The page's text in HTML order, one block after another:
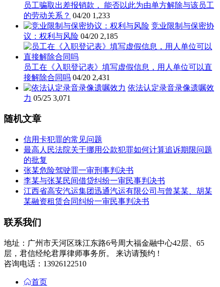
员工骗取出差报销款， 能否以此为由单方解除与该员工
的劳动关系？ 04/20 1,233
竞业限制与保密协
议：权利与风险 04/20 2,185
员工在《入职登记表》填写虚假信息，用人单位可以直
接解除合同吗 04/20 2,431
依法认定录音录像遗嘱效
力 05/25 3,071
随机文章
信用卡犯罪的常见问题
最高人民法院关于挪用公款犯罪如何计算追诉期限问题
的批复
张某危险驾驶罪一审刑事判决书
李某与张某民间借贷纠纷一审民事判决书
江西省高安汽运集团迅通汽运有限公司与曾某某、胡某
某融资租赁合同纠纷一审民事判决书
联系我们
地址：广州市天河区珠江东路6号周大福金融中心42层、65
层，君信经纶君厚律师事务所。 来访请预约 !
咨询电话：13926122510
首页